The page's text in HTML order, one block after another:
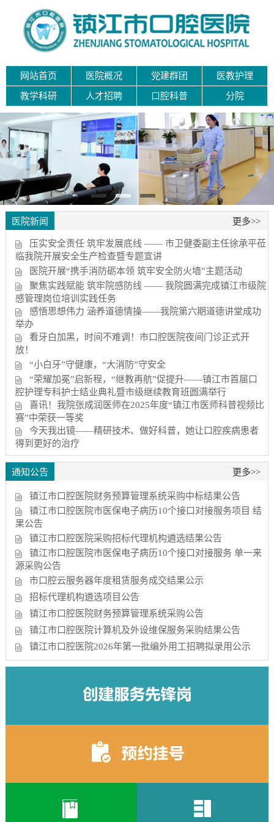
网站首页 医院概况 党建群团 医教护理
教学科研 人才招聘 口腔科普 分院
医院新闻 更多>>
压实安全责任 筑牢发展底线 —— 市卫健委副主任徐承平莅
临我院开展安全生产检查暨专题宣讲
医院开展“携手消防砺本领 筑牢安全防火墙”主题活动
聚焦实践赋能 筑牢院感防线 —— 我院圆满完成镇江市级院
感管理岗位培训实践任务
感悟思想伟力 涵养道德情操——我院第六期道德讲堂成功
举办
看牙白加黑，时间不难调！市口腔医院夜间门诊正式开
放！
“小白牙”守健康，“大消防”守安全
“荣耀加冕”启新程，“继教再航”促提升——镇江市首届口
腔护理专科护士结业典礼暨市级继续教育班圆满举行
喜讯！我院张成润医师在2025年度“镇江市医师科普视频比
赛”中荣获一等奖
今天我出镜——精研技术、做好科普，她让口腔疾病患者
得到更好的治疗
通知公告 更多>>
镇江市口腔医院财务预算管理系统采购中标结果公告
镇江市口腔医院市医保电子病历10个接口对接服务项目 结
果公告
镇江市口腔医院采购招标代理机构遴选结果公告
镇江市口腔医院市医保电子病历10个接口对接服务 单一来
源采购公告
市口腔云服务器年度租赁服务成交结果公示
招标代理机构遴选项目公告
镇江市口腔医院财务预算管理系统采购公告
镇江市口腔医院计算机及外设维保服务采购结果公告
镇江市口腔医院2026年第一批编外用工招聘拟录用公示